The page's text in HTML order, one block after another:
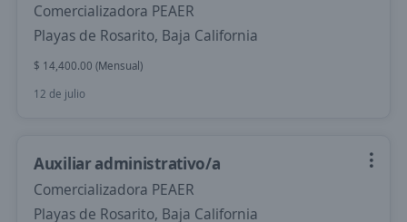
Comercializadora PEAER
Playas de Rosarito, Baja California
$ 14,400.00 (Mensual)
12 de julio
Auxiliar administrativo/a
Comercializadora PEAER
Playas de Rosarito, Baja California